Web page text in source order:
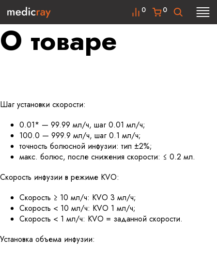
0
0
О товаре
Шаг установки скорости:
0.01* — 99.99 мл/ч, шаг 0.01 мл/ч;
100.0 — 999.9 мл/ч, шаг 0.1 мл/ч;
точность болюсной инфузии: тип ±2%;
макс. болюс, после снижения скорости: ≤ 0.2 мл.
Скорость инфузии в режиме KVO:
Скорость ≥ 10 мл/ч: KVO 3 мл/ч;
Скорость < 10 мл/ч: KVO 1 мл/ч;
Скорость < 1 мл/ч: KVO = заданной скорости.
Установка объема инфузии: